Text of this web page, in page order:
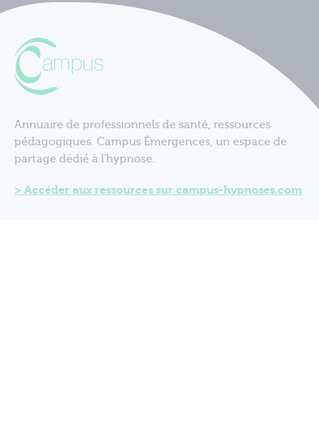
Annuaire de professionnels de santé, ressources
pédagogiques. Campus Émergences, un espace de
partage dédié à l'hypnose.
Accéder aux ressources sur campus-hypnoses.com